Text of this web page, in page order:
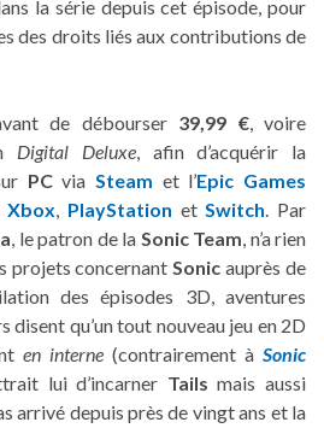
la série depuis cet épisode, pour
des droits liés aux contributions de
de débourser 39,99 €, voire
Digital Deluxe, afin d’acquérir la
PCviaSteam et l’Epic Games
Xbox, PlayStation etSwitch. Par
, le patron de la Sonic Team, n’a rien
projets concernantSonic auprès de
des épisodes 3D, aventures
disent qu’un tout nouveau jeu en 2D
en interne (contrairement à Sonic
lui d’incarner Tails mais aussi
arrivé depuis près de vingt ans et la